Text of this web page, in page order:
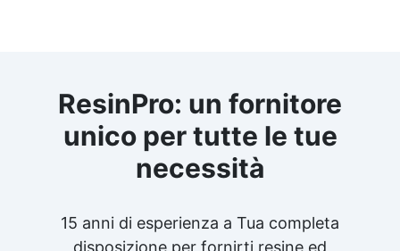
ResinPro: un fornitore
unico per tutte le tue
necessità
15 anni di esperienza a Tua completa
disposizione per fornirti resine ed